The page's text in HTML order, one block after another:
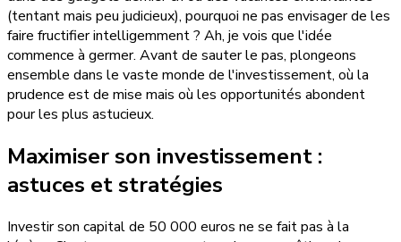
(tentant mais peu judicieux), pourquoi ne pas envisager de les
faire fructifier intelligemment ? Ah, je vois que l'idée
commence à germer. Avant de sauter le pas, plongeons
ensemble dans le vaste monde de l'investissement, où la
prudence est de mise mais où les opportunités abondent
pour les plus astucieux.
Maximiser son investissement :
astuces et stratégies
Investir son capital de 50 000 euros ne se fait pas à la